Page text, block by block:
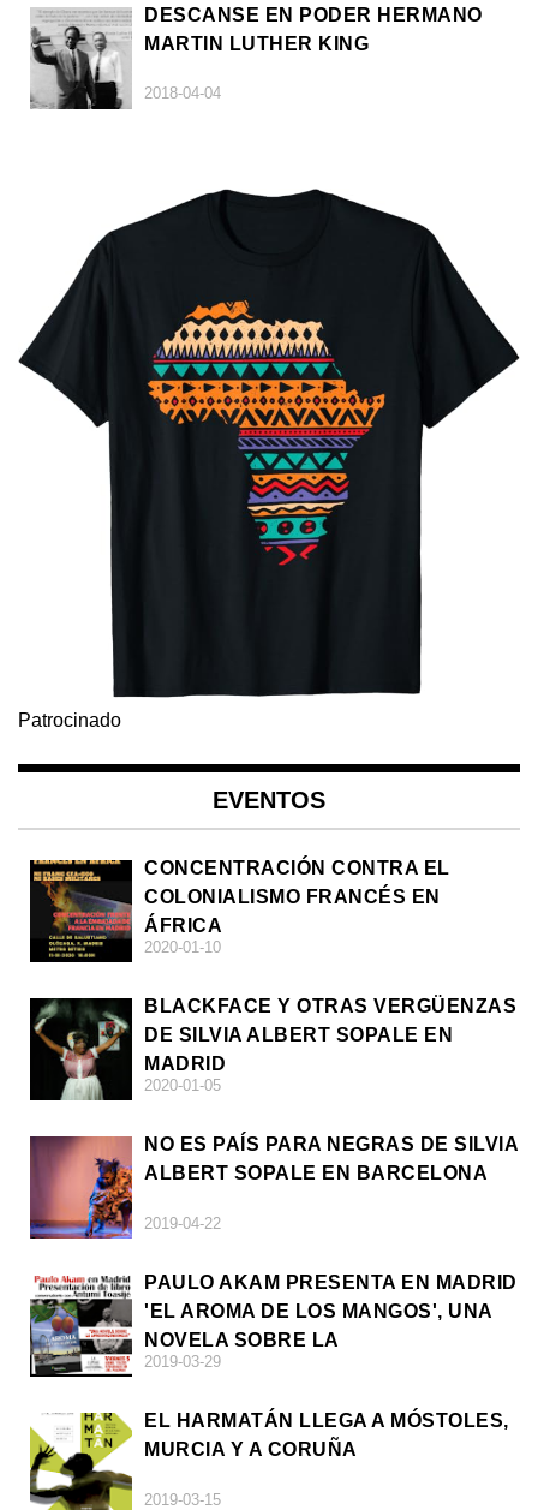
DESCANSE EN PODER HERMANO
MARTIN LUTHER KING
2018-04-04
Patrocinado
EVENTOS
CONCENTRACIÓN CONTRA EL
COLONIALISMO FRANCÉS EN
ÁFRICA
2020-01-10
BLACKFACE Y OTRAS VERGÜENZAS
DE SILVIA ALBERT SOPALE EN
MADRID
2020-01-05
NO ES PAÍS PARA NEGRAS DE SILVIA
ALBERT SOPALE EN BARCELONA
2019-04-22
PAULO AKAM PRESENTA EN MADRID
'EL AROMA DE LOS MANGOS', UNA
NOVELA SOBRE LA
AFRODESCENDENCIA
2019-03-29
EL HARMATÁN LLEGA A MÓSTOLES,
MURCIA Y A CORUÑA
2019-03-15